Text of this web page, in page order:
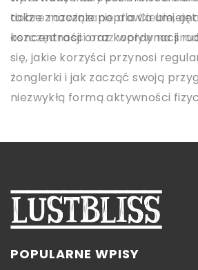
profesjonalnej praktyki
kluczowe aspekty ubezpieczenia.
efektywnie zaplanować i
swojego stażu medycznego.
dobre rozwiązanie dla Ciebie,
oszczędności oraz wpływ na
także znacznie poprawia
koncentracji oraz koordynacji
się, jakie korzyści przynosi
żonglerki i jak zacząć swoją
niezwykłą formą aktywności
POPULARNE WPISY